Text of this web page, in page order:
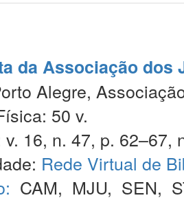
da Associação dos
Alegre,
50 v.
16, n. 47, p. 62–67,
Rede Virtual de
CAM, MJU, SEN,